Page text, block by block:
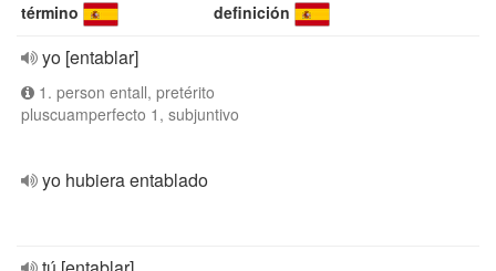
término definición
yo [entablar]
1. person entall, pretérito
pluscuamperfecto 1, subjuntivo
yo hubiera entablado